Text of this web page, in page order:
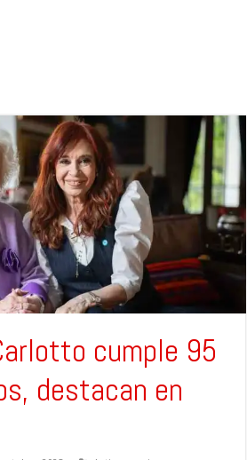
cumple 95
destacan en